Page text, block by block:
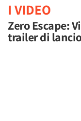
I VIDEO
Zero Escape:
trailer di